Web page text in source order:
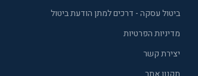
ביטול עסקה - דרכים למתן הודעת ביטול
מדיניות הפרטיות
יצירת קשר